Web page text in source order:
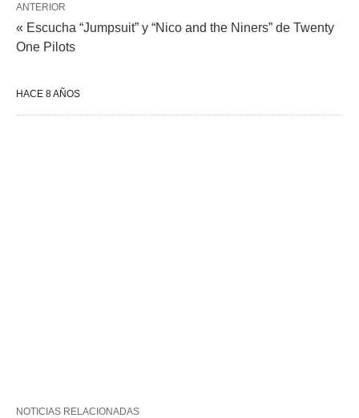
ANTERIOR
« Escucha “Jumpsuit” y “Nico and the Niners” de Twenty
One Pilots
HACE 8 AÑOS
NOTICIAS RELACIONADAS